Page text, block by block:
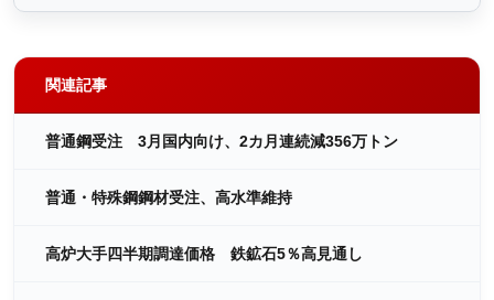
関連記事
普通鋼受注 3月国内向け、2カ月連続減356万トン
普通・特殊鋼鋼材受注、高水準維持
高炉大手四半期調達価格 鉄鉱石5％高見通し